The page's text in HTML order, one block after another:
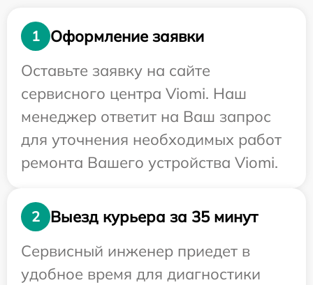
1
Оформление заявки
Оставьте заявку на сайте
сервисного центра Viomi. Наш
менеджер ответит на Ваш запрос
для уточнения необходимых работ
ремонта Вашего устройства Viomi.
2
Выезд курьера за 35 минут
Сервисный инженер приедет в
удобное время для диагностики